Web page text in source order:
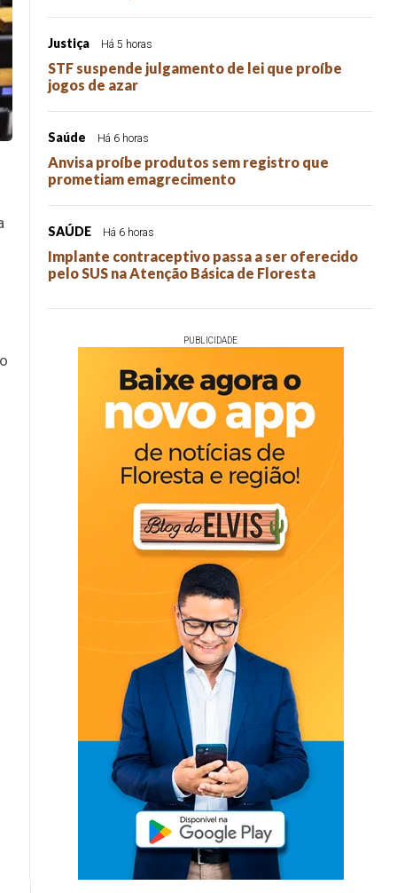
Justiça Há 5 horas
STF suspende julgamento de lei que proíbe
jogos de azar
Saúde Há 6 horas
Anvisa proíbe produtos sem registro que
prometiam emagrecimento
SAÚDE Há 6 horas
Implante contraceptivo passa a ser oferecido
pelo SUS na Atenção Básica de Floresta
PUBLICIDADE